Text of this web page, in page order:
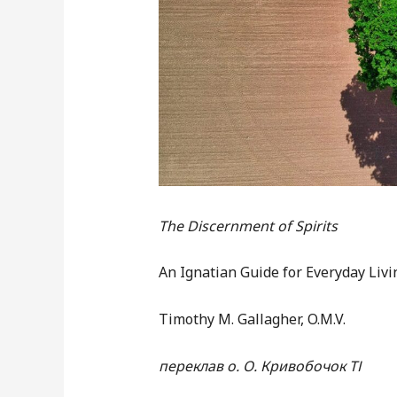
The Discernment of Spirits
An Ignatian Guide for Everyday
Timothy M. Gallagher, O.M.V.
переклав о. О. Кривобочок ТІ